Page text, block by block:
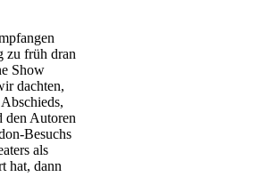
zu früh dran
Show
dachten,
den Autoren
Besuchs
als
hat, dann